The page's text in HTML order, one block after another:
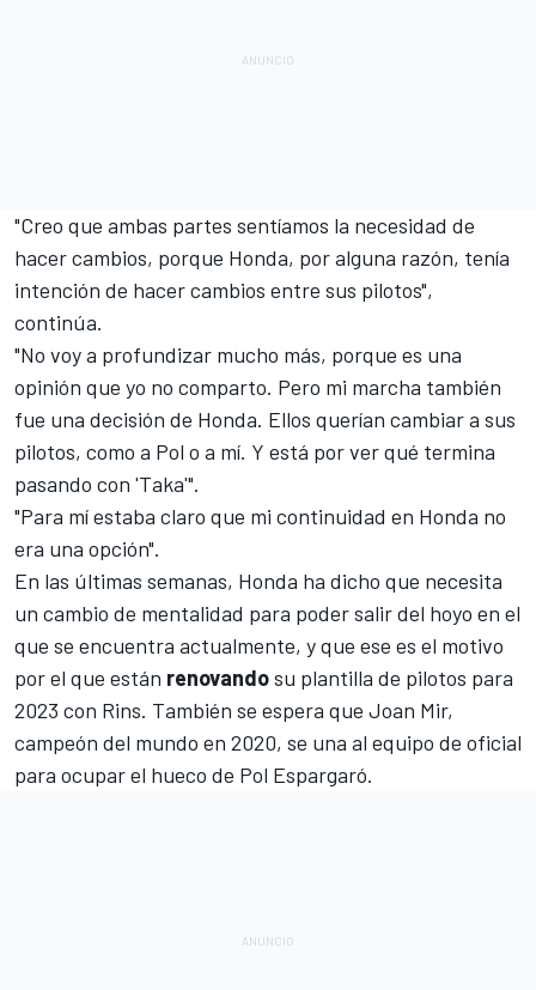
"Creo que ambas partes sentíamos la necesidad de
hacer cambios, porque Honda, por alguna razón, tenía
intención de hacer cambios entre sus pilotos",
continúa.
"No voy a profundizar mucho más, porque es una
opinión que yo no comparto. Pero mi marcha también
fue una decisión de Honda. Ellos querían cambiar a sus
pilotos, como a Pol o a mí. Y está por ver qué termina
pasando con 'Taka'".
"Para mí estaba claro que mi continuidad en Honda no
era una opción".
En las últimas semanas, Honda ha dicho que necesita
un cambio de mentalidad para poder salir del hoyo en el
que se encuentra actualmente, y que ese es el motivo
por el que están renovandosu plantilla de pilotos para
2023 con Rins. También se espera que Joan Mir,
campeón del mundo en 2020, se una al equipo de oficial
para ocupar el hueco de Pol Espargaró.